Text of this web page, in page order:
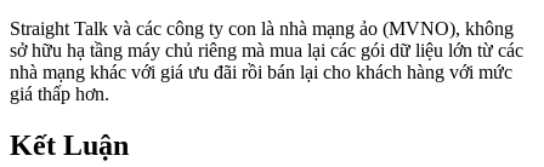
Straight Talk và các công ty con là nhà mạng ảo (MVNO), không
sở hữu hạ tầng máy chủ riêng mà mua lại các gói dữ liệu lớn từ các
nhà mạng khác với giá ưu đãi rồi bán lại cho khách hàng với mức
giá thấp hơn.
Kết Luận